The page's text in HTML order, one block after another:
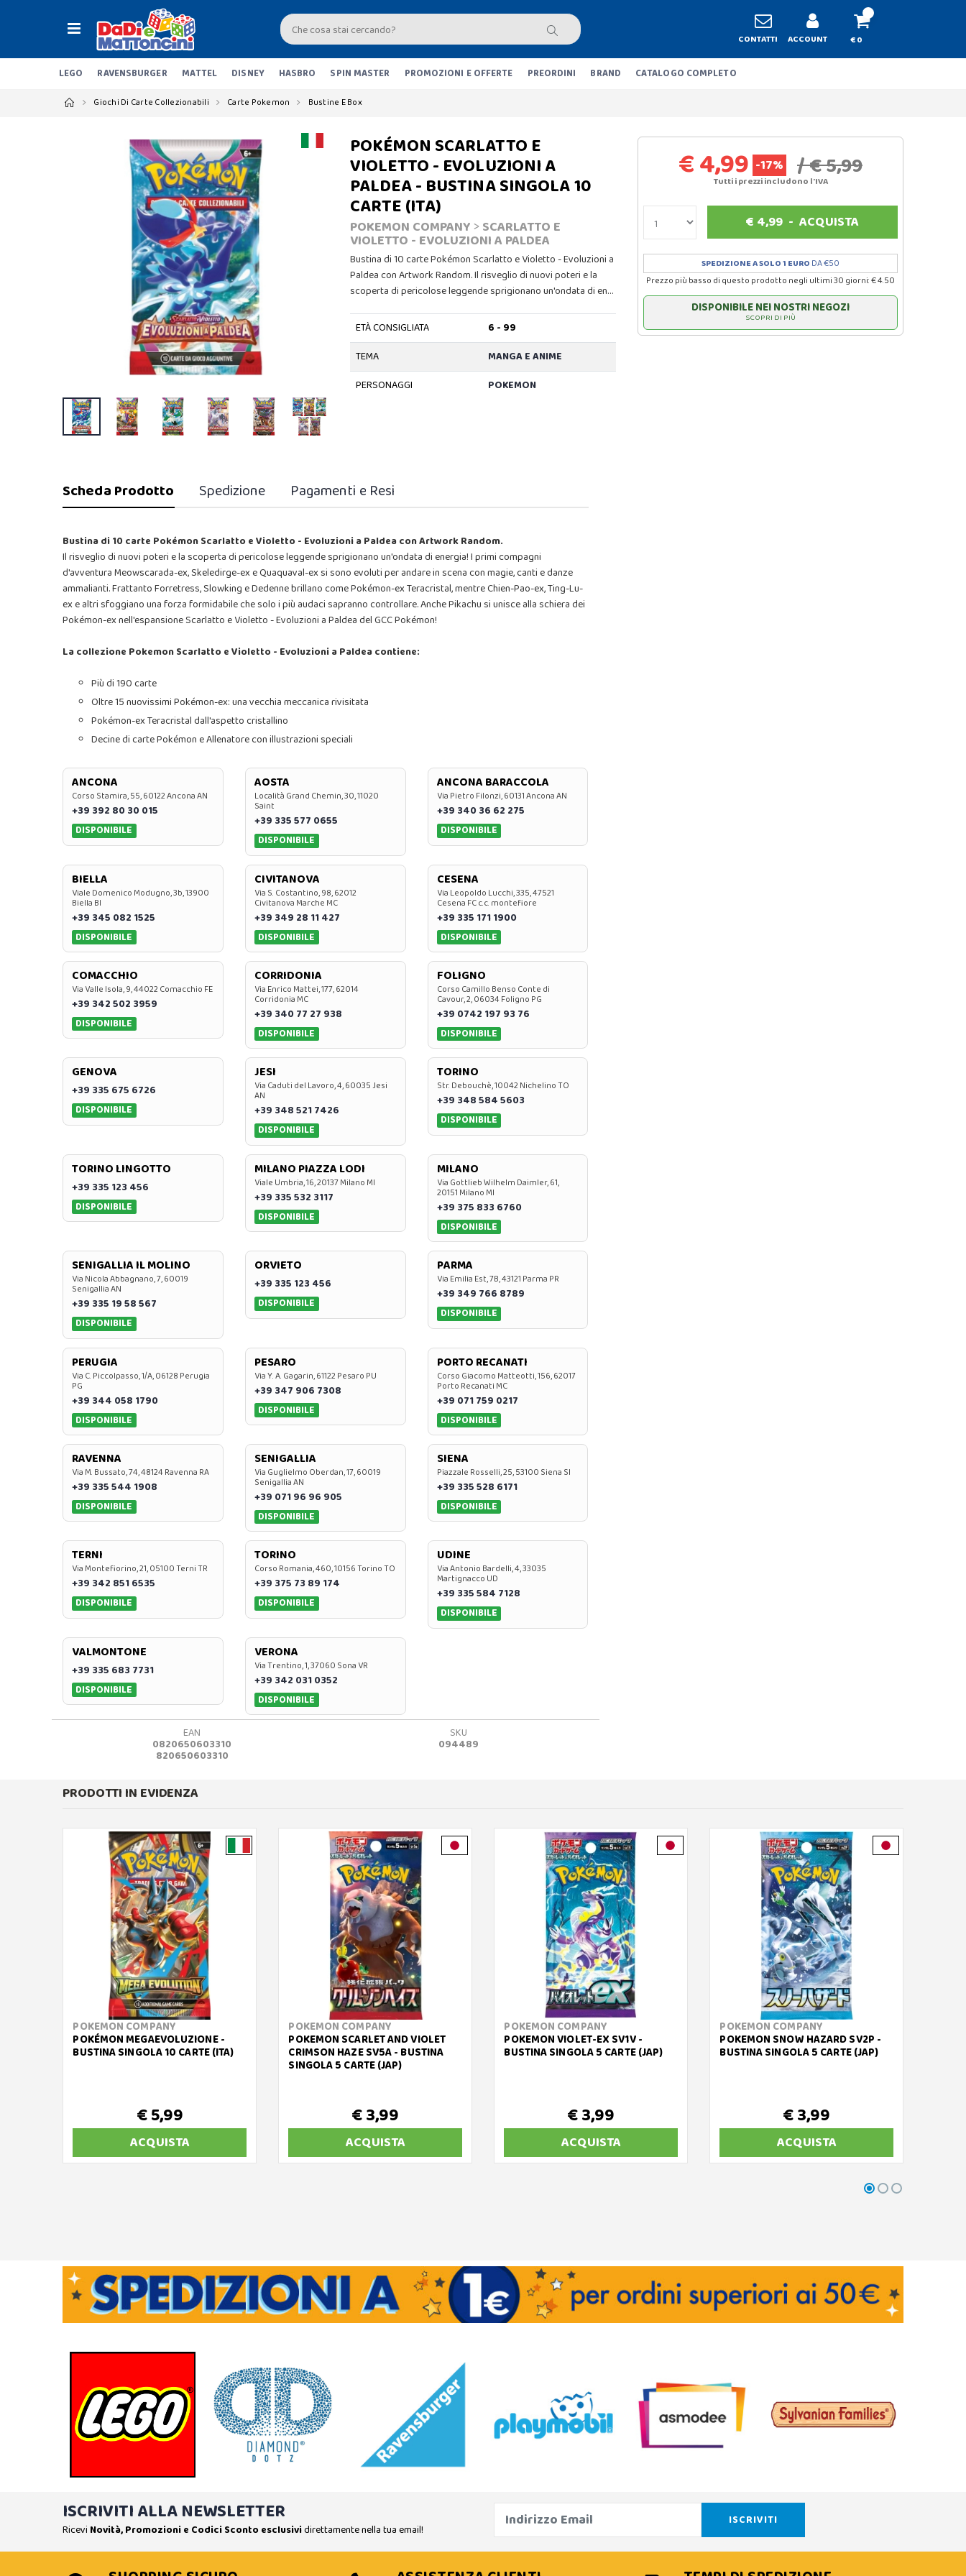
CONTATTI ACCOUNT € 0
LEGO RAVENSBURGER MATTEL DISNEY HASBRO SPIN MASTER PROMOZIONI E OFFERTE PREORDINI BRAND CATALOGO COMPLETO
Giochi Di Carte Collezionabili Carte Pokemon Bustine E Box
POKÉMON SCARLATTO E
VIOLETTO - EVOLUZIONI A
PALDEA - BUSTINA SINGOLA 10
CARTE (ITA)
POKEMON COMPANY> SCARLATTO E
VIOLETTO - EVOLUZIONI A PALDEA
Bustina di 10 carte Pokémon Scarlatto e Violetto - Evoluzioni a
Paldea con Artwork Random. Il risveglio di nuovi poteri e la
scoperta di pericolose leggende sprigionano un'ondata di en…
ETÀ CONSIGLIATA
6 - 99
TEMA
MANGA E ANIME
PERSONAGGI
POKEMON
€ 4,99 -17% / € 5,99
Tutti i prezzi includono l'IVA
€ 4,99 -ACQUISTA
SPEDIZIONE A SOLO 1 EURO DA €50
Prezzo più basso di questo prodotto negli ultimi 30 giorni: € 4.50
DISPONIBILE NEI NOSTRI NEGOZI
SCOPRI DI PIÙ
Scheda Prodotto Spedizione Pagamenti e Resi
Bustina di 10 carte Pokémon Scarlatto e Violetto - Evoluzioni a Paldea con Artwork Random.
Il risveglio di nuovi poteri e la scoperta di pericolose leggende sprigionano un'ondata di energia! I primi compagni
d'avventura Meowscarada-ex, Skeledirge-ex e Quaquaval-ex si sono evoluti per andare in scena con magie, canti e danze
ammalianti. Frattanto Forretress, Slowking e Dedenne brillano come Pokémon-ex Teracristal, mentre Chien-Pao-ex, Ting-Lu-
ex e altri sfoggiano una forza formidabile che solo i più audaci sapranno controllare. Anche Pikachu si unisce alla schiera dei
Pokémon-ex nell'espansione Scarlatto e Violetto - Evoluzioni a Paldea del GCC Pokémon!
La collezione Pokemon Scarlatto e Violetto - Evoluzioni a Paldea contiene:
Più di 190 carte
Oltre 15 nuovissimi Pokémon-ex: una vecchia meccanica rivisitata
Pokémon-ex Teracristal dall'aspetto cristallino
Decine di carte Pokémon e Allenatore con illustrazioni speciali
ANCONA
Corso Stamira, 55, 60122 Ancona AN
+39 392 80 30 015
DISPONIBILE
AOSTA
Località Grand Chemin, 30, 11020
Saint
+39 335 577 0655
DISPONIBILE
ANCONA BARACCOLA
Via Pietro Filonzi, 60131 Ancona AN
+39 340 36 62 275
DISPONIBILE
BIELLA
Viale Domenico Modugno, 3b, 13900
Biella BI
+39 345 082 1525
DISPONIBILE
CIVITANOVA
Via S. Costantino, 98, 62012
Civitanova Marche MC
+39 349 28 11 427
DISPONIBILE
CESENA
Via Leopoldo Lucchi, 335, 47521
Cesena FC c.c. montefiore
+39 335 171 1900
DISPONIBILE
COMACCHIO
Via Valle Isola, 9, 44022 Comacchio FE
+39 342 502 3959
DISPONIBILE
CORRIDONIA
Via Enrico Mattei, 177, 62014
Corridonia MC
+39 340 77 27 938
DISPONIBILE
FOLIGNO
Corso Camillo Benso Conte di
Cavour, 2, 06034 Foligno PG
+39 0742 197 93 76
DISPONIBILE
GENOVA
+39 335 675 6726
DISPONIBILE
JESI
Via Caduti del Lavoro, 4, 60035 Jesi
AN
+39 348 521 7426
DISPONIBILE
TORINO
Str. Debouchè, 10042 Nichelino TO
+39 348 584 5603
DISPONIBILE
TORINO LINGOTTO
+39 335 123 456
DISPONIBILE
MILANO PIAZZA LODI
Viale Umbria, 16, 20137 Milano MI
+39 335 532 3117
DISPONIBILE
MILANO
Via Gottlieb Wilhelm Daimler, 61,
20151 Milano MI
+39 375 833 6760
DISPONIBILE
SENIGALLIA IL MOLINO
Via Nicola Abbagnano, 7, 60019
Senigallia AN
+39 335 19 58 567
DISPONIBILE
ORVIETO
+39 335 123 456
DISPONIBILE
PARMA
Via Emilia Est, 7B, 43121 Parma PR
+39 349 766 8789
DISPONIBILE
PERUGIA
Via C. Piccolpasso, 1/A, 06128 Perugia
PG
+39 344 058 1790
DISPONIBILE
PESARO
Via Y. A. Gagarin, 61122 Pesaro PU
+39 347 906 7308
DISPONIBILE
PORTO RECANATI
Corso Giacomo Matteotti, 156, 62017
Porto Recanati MC
+39 071 759 0217
DISPONIBILE
RAVENNA
Via M. Bussato, 74, 48124 Ravenna RA
+39 335 544 1908
DISPONIBILE
SENIGALLIA
Via Guglielmo Oberdan, 17, 60019
Senigallia AN
+39 071 96 96 905
DISPONIBILE
SIENA
Piazzale Rosselli, 25, 53100 Siena SI
+39 335 528 6171
DISPONIBILE
TERNI
Via Montefiorino, 21, 05100 Terni TR
+39 342 851 6535
DISPONIBILE
TORINO
Corso Romania, 460, 10156 Torino TO
+39 375 73 89 174
DISPONIBILE
UDINE
Via Antonio Bardelli, 4, 33035
Martignacco UD
+39 335 584 7128
DISPONIBILE
VALMONTONE
+39 335 683 7731
DISPONIBILE
VERONA
Via Trentino, 1, 37060 Sona VR
+39 342 031 0352
DISPONIBILE
EAN
0820650603310
820650603310
SKU
094489
PRODOTTI IN EVIDENZA
POKEMON COMPANY
POKÉMON MEGAEVOLUZIONE -
BUSTINA SINGOLA 10 CARTE (ITA)
€ 5,99
ACQUISTA
POKEMON COMPANY
POKEMON SCARLET AND VIOLET
CRIMSON HAZE SV5A - BUSTINA
SINGOLA 5 CARTE (JAP)
€ 3,99
ACQUISTA
POKEMON COMPANY
POKEMON VIOLET-EX SV1V -
BUSTINA SINGOLA 5 CARTE (JAP)
€ 3,99
ACQUISTA
POKEMON COMPANY
POKEMON SNOW HAZARD SV2P -
BUSTINA SINGOLA 5 CARTE (JAP)
€ 3,99
ACQUISTA
ISCRIVITI ALLA NEWSLETTER
Ricevi Novità, Promozioni e Codici Sconto esclusividirettamente nella tua email!